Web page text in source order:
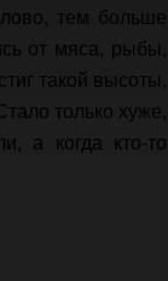
тем больше
от мяса, рыбы,
такой высоты,
только хуже,
а когда кто-то